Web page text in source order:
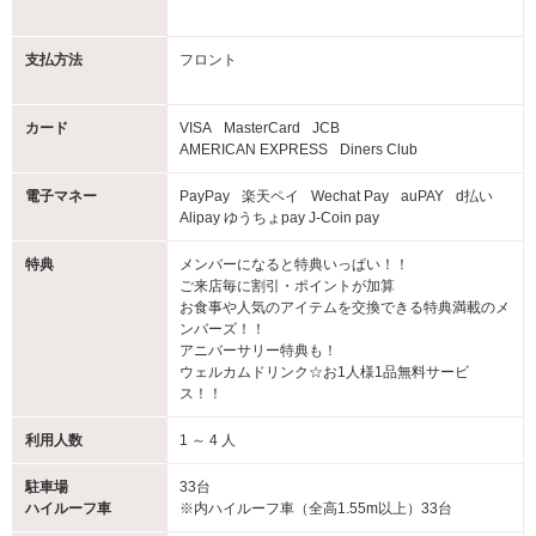
支払方法 フロント
カード VISA MasterCard
JCB
AMERICAN EXPRESS
Diners Club
電子マネー PayPay 楽天ペイ Wechat Pay auPAY
d払い
Alipay ゆうちょpay J-Coin pay
特典
メンバーになると特典いっぱい！！
ご来店毎に割引・ポイントが加算
お食事や人気のアイテムを交換できる特典満載のメ
ンバーズ！！
アニバーサリー特典も！
ウェルカムドリンク☆お1人様1品無料サービ
ス！！
利用人数 1 ～ 4 人
駐車場
ハイルーフ車
33台
※内ハイルーフ車（全高1.55m以上）33台